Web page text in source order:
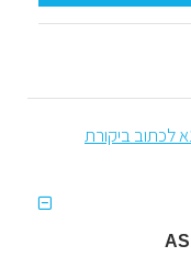
לכתוב ביקורת